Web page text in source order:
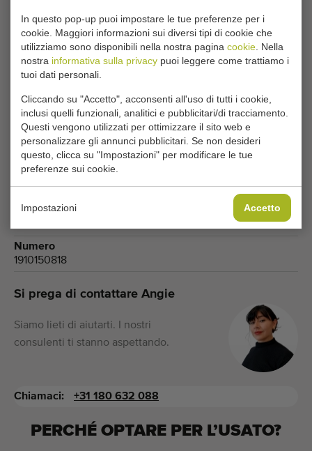
In questo pop-up puoi impostare le tue preferenze per i
cookie. Maggiori informazioni sui diversi tipi di cookie che
utilizziamo sono disponibili nella nostra pagina cookie . Nella
nostra informativa sulla privacy puoi leggere come trattiamo i
tuoi dati personali.
Cliccando su "Accetto", acconsenti all'uso di tutti i cookie,
inclusi quelli funzionali, analitici e pubblicitari/di tracciamento.
Questi vengono utilizzati per ottimizzare il sito web e
personalizzare gli annunci pubblicitari. Se non desideri
questo, clicca su "Impostazioni" per modificare le tue
preferenze sui cookie.
Impostazioni Accetto
Macchinari per la calibratura di mele e frutta
Marchio
Greefa
Gruppo di prodotti
Calibratrici
Prodotti
Mele
Modello
Numero
1910150818
Si prega di contattare Angie
Siamo lieti di aiutarti. I nostri
consulenti ti stanno aspettando.
Chiamaci: +31 180 632 088
PERCHÉ OPTARE PER L’USATO?